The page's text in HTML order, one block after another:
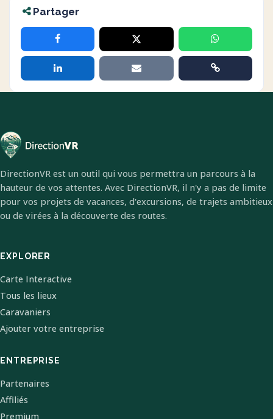
Partager
DirectionVR est un outil qui vous permettra un parcours à la
hauteur de vos attentes. Avec DirectionVR, il n'y a pas de limite
pour vos projets de vacances, d'excursions, de trajets ambitieux
ou de virées à la découverte des routes.
EXPLORER
Carte Interactive
Tous les lieux
Caravaniers
Ajouter votre entreprise
ENTREPRISE
Partenaires
Affiliés
Premium